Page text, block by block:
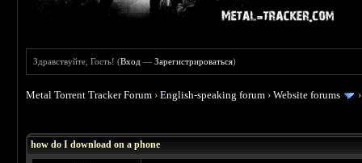
Здравствуйте, Гость! (Вход —Зарегистрироваться)
Metal Torrent Tracker Forum ›English-speaking forum ›Website forums
how do I download on a phone